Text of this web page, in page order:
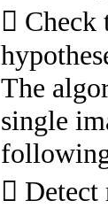
 Check
The
single
 Detect